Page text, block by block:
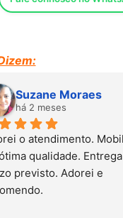
84 cms
71 cms
Embalagem:
1
Suzane Moraes
há 2 meses
o atendimento.
qualidade.
previsto. Adorei e